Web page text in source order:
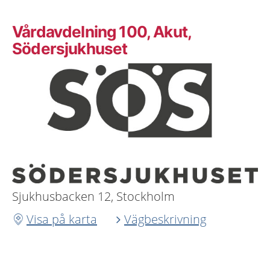
Vårdavdelning 100, Akut,
Södersjukhuset
Sjukhusbacken 12, Stockholm
Visa på karta
Vägbeskrivning